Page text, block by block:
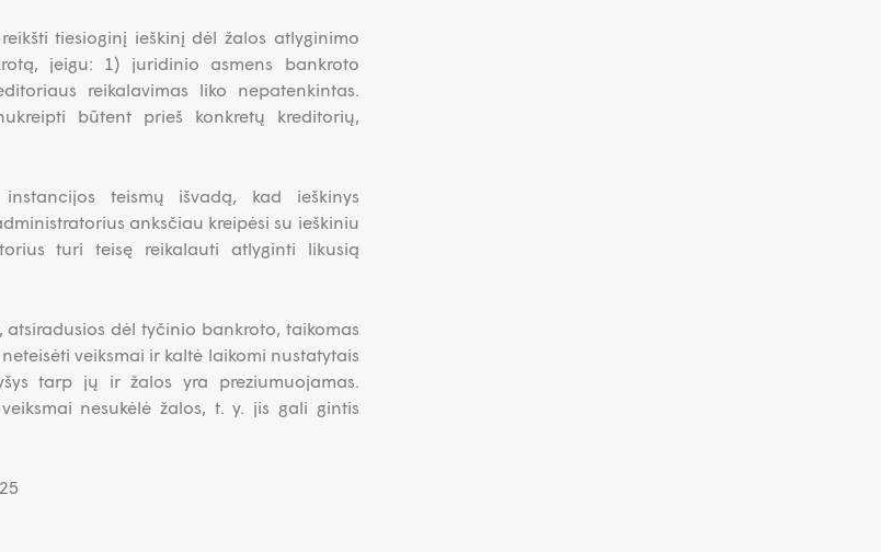
tiesioginį ieškinį dėl žalos atlyginimo
jeigu: 1) juridinio asmens bankroto
reikalavimas liko nepatenkintas.
būtent prieš konkretų kreditorių,
teismų išvadą, kad ieškinys
anksčiau kreipėsi su ieškiniu
turi teisę reikalauti atlyginti likusią
atsiradusios dėl tyčinio bankroto, taikomas
veiksmai ir kaltė laikomi nustatytais
tarp jų ir žalos yra preziumuojamas.
nesukėlė žalos, t. y. jis gali gintis